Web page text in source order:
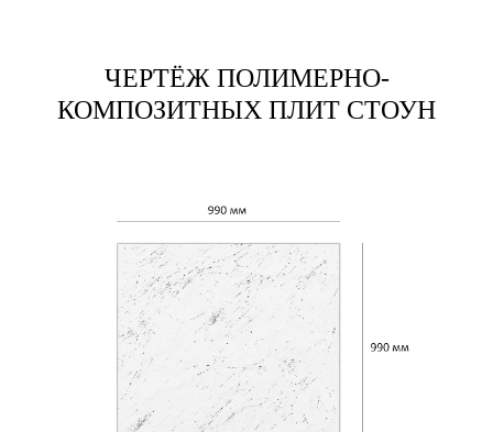
ЧЕРТЁЖ ПОЛИМЕРНО-
КОМПОЗИТНЫХ ПЛИТ СТОУН